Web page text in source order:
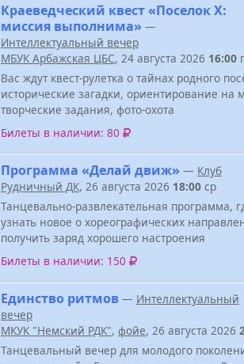
Краеведческий квест «Поселок Х:
миссия выполнима» —
Интеллектуальный вечер
МБУК Арбажская ЦБС, 24 августа 2026 16:00
Вас ждут квест-рулетка о тайнах родного
исторические загадки, ориентирование на
творческие задания, фото-охота
Билеты в наличии: 80
Программа «Делай движ» — Клуб
Рудничный ДК, 26 августа 2026 18:00 ср
Танцевально-развлекательная программа,
узнать новое о хореографических
получить заряд хорошего настроения
Билеты в наличии: 150
Единство ритмов — Интеллектуальный
вечер
МКУК "Немский РДК", фойе, 26 августа 2026
Танцевальный вечер для молодого